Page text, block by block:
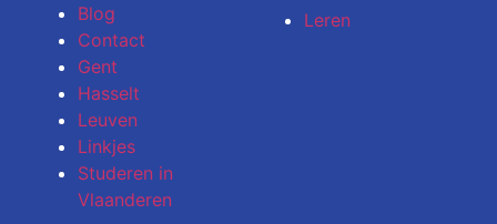
Blog
Contact
Gent
Hasselt
Leuven
Linkjes
Studeren in
Vlaanderen
Leren